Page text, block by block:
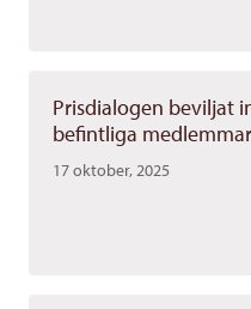
Prisdialogen beviljat
befintliga medlemmar
17 oktober, 2025